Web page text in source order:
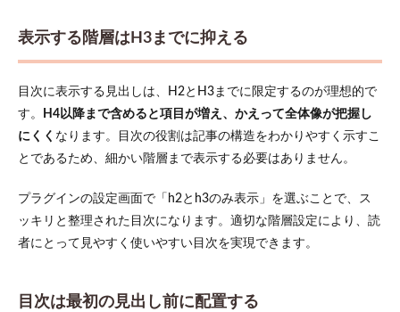
表示する階層はH3までに抑える
目次に表示する見出しは、H2とH3までに限定するのが理想的で
す。
H4以降まで含めると項目が増え、かえって全体像が把握し
にくく なります。目次の役割は記事の構造をわかりやすく示すこ
とであるため、細かい階層まで表示する必要はありません。
プラグインの設定画面で「h2とh3のみ表示」を選ぶことで、ス
ッキリと整理された目次になります。適切な階層設定により、読
者にとって見やすく使いやすい目次を実現できます。
目次は最初の見出し前に配置する